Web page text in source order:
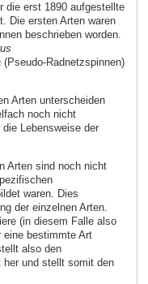
die erst 1890 aufgestellte
Die ersten Arten waren
beschrieben worden.
(Pseudo-Radnetzspinnen)
Arten unterscheiden
noch nicht
Lebensweise der
Arten sind noch nicht
waren. Dies
der einzelnen Arten.
(in diesem Falle also
eine bestimmte Art
also den
her und stellt somit den